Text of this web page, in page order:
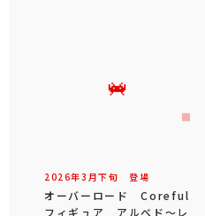
2026年3 月下旬 登場
オーバーロード Coreful
フィギュア アルベド～レ